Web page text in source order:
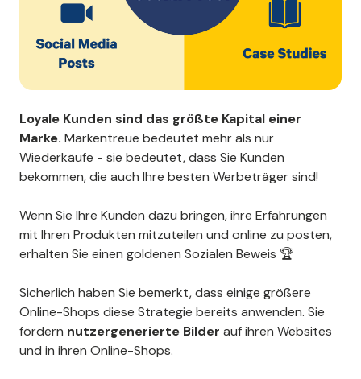
Loyale Kunden sind das größte Kapital einer
Marke. Markentreue bedeutet mehr als nur
Wiederkäufe - sie bedeutet, dass Sie Kunden
bekommen, die auch Ihre besten Werbeträger sind!
Wenn Sie Ihre Kunden dazu bringen, ihre Erfahrungen
mit Ihren Produkten mitzuteilen und online zu posten,
erhalten Sie einen goldenen Sozialen Beweis 🏆
Sicherlich haben Sie bemerkt, dass einige größere
Online-Shops diese Strategie bereits anwenden. Sie
fördern nutzergenerierte Bilder auf ihren Websites
und in ihren Online-Shops.